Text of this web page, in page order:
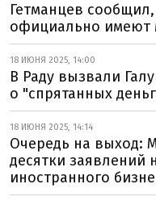
Гетманцев
официально имеют
18 ИЮНЯ 2025, 14:00
В Раду вызвали
о "спрятанных
18 ИЮНЯ 2025, 14:14
Очередь на выход:
десятки заявлений
иностранного